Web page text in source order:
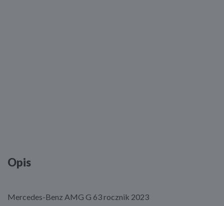
Opis
Mercedes-Benz AMG G 63 rocznik 2023